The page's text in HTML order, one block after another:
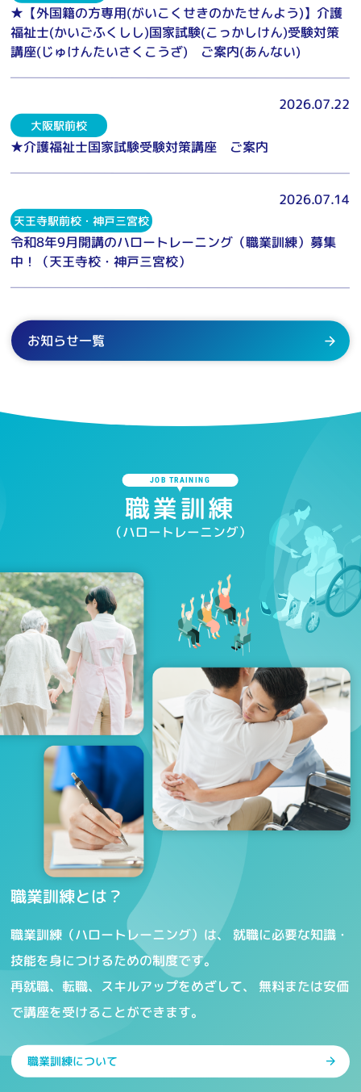
★【外国籍の方専用(がいこくせきのかたせんよう)】介護
福祉士(かいごふくしし)国家試験(こっかしけん)受験対策
講座(じゅけんたいさくこうざ) ご案内(あんない)
2026.07.22
大阪駅前校
★介護福祉士国家試験受験対策講座 ご案内
2026.07.14
天王寺駅前校・神戸三宮校
令和8年9月開講のハロートレーニング（職業訓練）募集
中！（天王寺校・神戸三宮校）
お知らせ一覧
JOB TRAINING
職業訓練
（ハロートレーニング）
職業訓練とは？
職業訓練（ハロートレーニング）は、 就職に必要な知識・
技能を身につけるための制度です。
再就職、転職、スキルアップをめざして、 無料または安価
で講座を受けることができます。
職業訓練について